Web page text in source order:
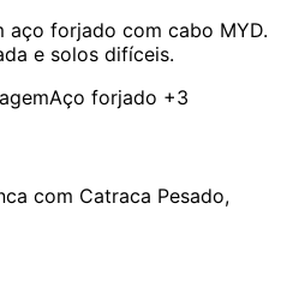
aço forjado com cabo MYD.
e solos difíceis.
Aço forjado +3
com Catraca Pesado,